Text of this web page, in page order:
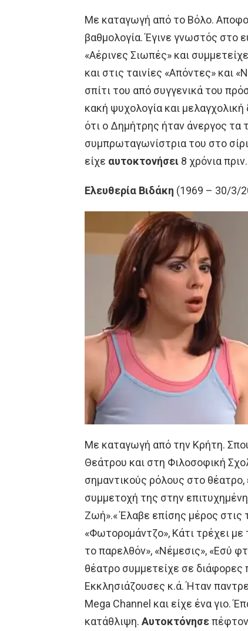
Με καταγωγή από το Βόλο.
βαθμολογία. Έγινε γνωστός στο
«Αέρινες Σιωπές» και
και στις ταινίες «Απόντες» και
σπίτι του από συγγενικά του
κακή ψυχολογία και
ότι ο Δημήτρης ήταν άνεργος τα
συμπρωταγωνίστρια του στο
είχε αυτοκτονήσει 8 χρόνια πριν.
Ελευθερία Βιδάκη (1969 – 30/3/
Με καταγωγή από την Κρήτη.
Θεάτρου και στη Φιλοσοφική
σημαντικούς ρόλους στο
συμμετοχή της στην
Ζωή».« Έλαβε επίσης μέρος στις
«Φωτορομάντζο», Κάτι τρέχει με
το παρελθόν», «Νέμεσις», «Εσύ
θέατρο συμμετείχε σε
Εκκλησιάζουσες κ.ά. Ήταν
Mega Channel και είχε ένα γιο.
κατάθλιψη. Αυτοκτόνησε